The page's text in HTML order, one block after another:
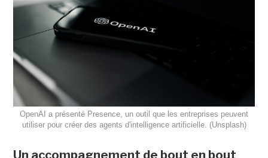
OpenAI a présenté Presence, un outil que les entreprises peuvent
utiliser pour créer des agents d'intelligence artificielle. (Unsplash)
Un accompagnement de bout en bout